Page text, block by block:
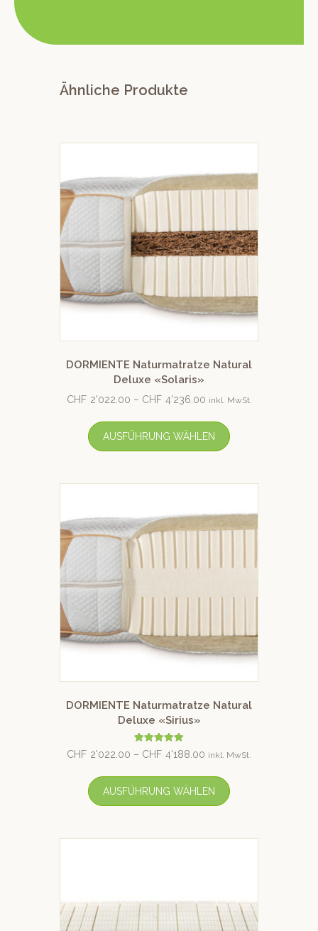
Ähnliche Produkte
DORMIENTE Naturmatratze Natural
Deluxe «Solaris»
CHF 2'022.00 – CHF 4'236.00 inkl. MwSt.
AUSFÜHRUNG WÄHLEN
DORMIENTE Naturmatratze Natural
Deluxe «Sirius»
Bewertet mit
5.00
CHF 2'022.00 – CHF 4'188.00 inkl. MwSt.
AUSFÜHRUNG WÄHLEN